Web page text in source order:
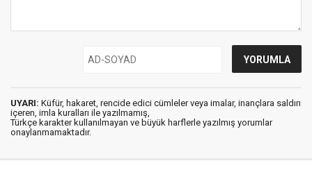
UYARI: Küfür, hakaret, rencide edici cümleler veya imalar, inançlara saldırı
içeren, imla kuralları ile yazılmamış,
Türkçe karakter kullanılmayan ve büyük harflerle yazılmış yorumlar
onaylanmamaktadır.